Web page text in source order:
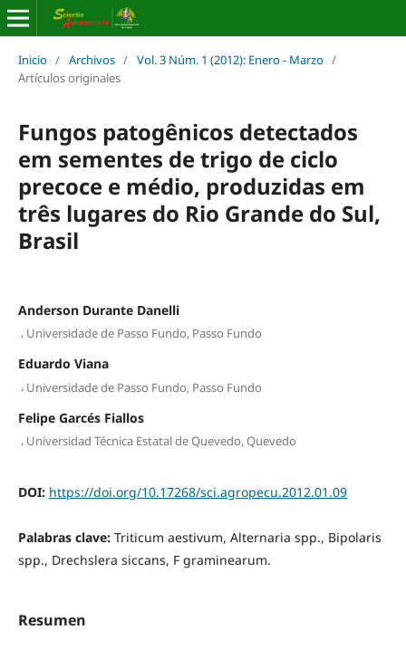
Inicio / Archivos / Vol. 3 Núm. 1 (2012): Enero - Marzo /
Artículos originales
Fungos patogênicos detectados
em sementes de trigo de ciclo
precoce e médio, produzidas em
três lugares do Rio Grande do Sul,
Brasil
Anderson Durante Danelli
, Universidade de Passo Fundo, Passo Fundo
Eduardo Viana
, Universidade de Passo Fundo, Passo Fundo
Felipe Garcés Fiallos
, Universidad Técnica Estatal de Quevedo, Quevedo
DOI: https://doi.org/10.17268/sci.agropecu.2012.01.09
Palabras clave: Triticum aestivum, Alternaria spp., Bipolaris
spp., Drechslera siccans, F graminearum.
Resumen